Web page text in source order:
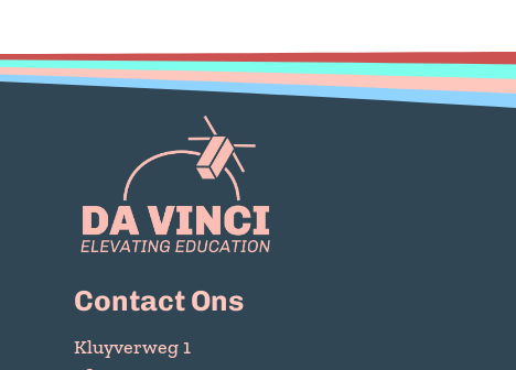
Contact Ons
Kluyverweg 1